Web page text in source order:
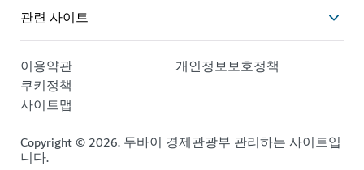
관련 사이트
이용약관
개인정보보호정책
쿠키정책
사이트맵
Copyright © 2026. 두바이 경제관광부 관리하는 사이트입
니다.